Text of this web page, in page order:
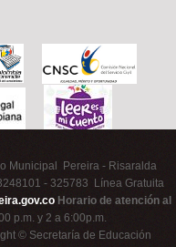
Municipal Pereira - Risaralda
- 325783 Línea Gratuita
Horario de atención al
p.m. y 2 a 6:00p.m.
© Secretaría de Educación